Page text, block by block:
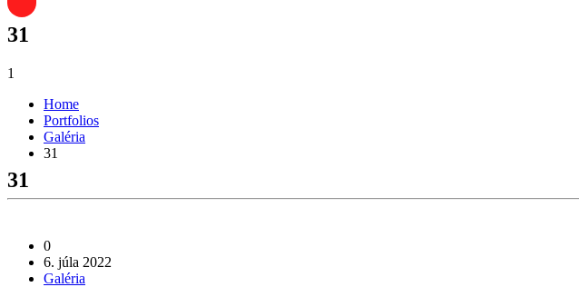
31
1
Home
Portfolios
Galéria
31
31
0
6. júla 2022
Galéria